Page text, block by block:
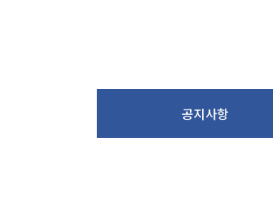
공지사항